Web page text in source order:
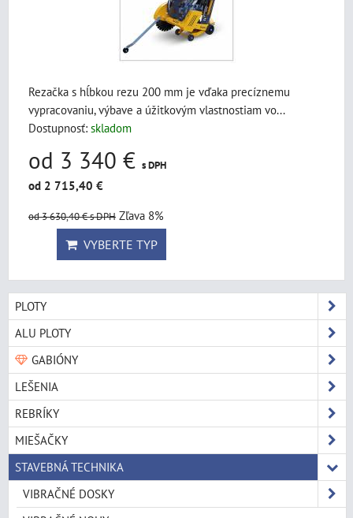
Rezačka s hĺbkou rezu 200 mm je vďaka precíznemu
vypracovaniu, výbave a úžitkovým vlastnostiam vo...
Dostupnosť: skladom
od 3 340 € s DPH
od 2 715,40 €
od 3 630,40 €s DPH Zľava 8%
VYBERTE TYP
PLOTY
ALU PLOTY
GABIÓNY
LEŠENIA
REBRÍKY
MIEŠAČKY
STAVEBNÁ TECHNIKA
VIBRAČNÉ DOSKY